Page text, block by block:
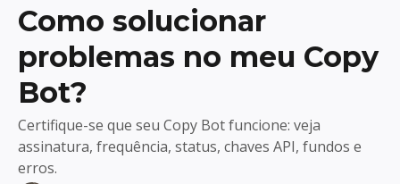
Como solucionar
problemas no meu Copy
Bot?
Certifique-se que seu Copy Bot funcione: veja
assinatura, frequência, status, chaves API, fundos e
erros.